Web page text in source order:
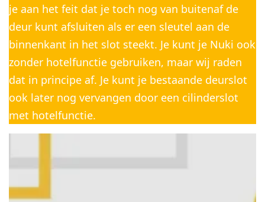
je aan het feit dat je toch nog van buitenaf de
deur kunt afsluiten als er een sleutel aan de
binnenkant in het slot steekt. Je kunt je Nuki ook
zonder hotelfunctie gebruiken, maar wij raden
dat in principe af. Je kunt je bestaande deurslot
ook later nog vervangen door een cilinderslot
met hotelfunctie.